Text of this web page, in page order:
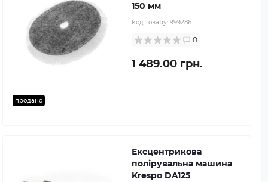
продано
150 мм
Код товару: 999286
0
1 489.00 грн.
Ексцентрикова
полірувальна машина
Krespo DA125